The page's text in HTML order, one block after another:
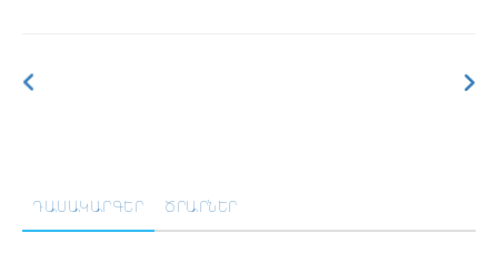
ԴԱՍԱԿԱՐԳԵՐ ԾՐԱՐՆԵՐ